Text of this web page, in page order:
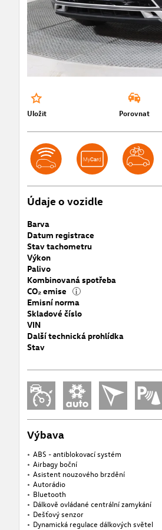
Uložit Porovnat
Údaje o vozidle
Barva
Datum registrace
Stav tachometru
Výkon
Palivo
Kombinovaná spotřeba
CO₂ emise i
Emisní norma
Skladové číslo
VIN
Další technická prohlídka
Stav
Výbava
ABS - antiblokovací systém
Airbagy boční
Asistent nouzového brzdění
Autorádio
Bluetooth
Dálkově ovládané centrální zamykání
Dešťový senzor
Dynamická regulace dálkových světel